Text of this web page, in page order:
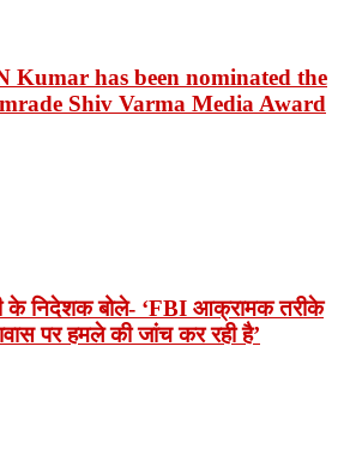
Kumar has been nominated the
Shiv Varma Media Award
के निदेशक बोले- ‘FBI आक्रामक तरीके
पर हमले की जांच कर रही है’